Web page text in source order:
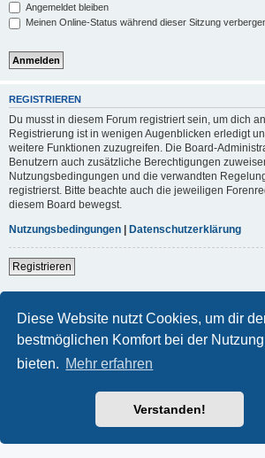
Diese Website nutzt Cookies, um dir
bestmöglichen Komfort bei der
bieten. Mehr erfahren
Verstanden!
Angemeldet bleiben
Meinen Online-Status während dieser Sitzung
REGISTRIEREN
Du musst in diesem Forum registriert sein, um dich
Registrierung ist in wenigen Augenblicken erledigt
weitere Funktionen zuzugreifen. Die Board-
Benutzern auch zusätzliche Berechtigungen
Nutzungsbedingungen und die verwandten
registrierst. Bitte beachte auch die jeweiligen
diesem Board bewegst.
Nutzungsbedingungen
Datenschutzerklärung
Registrieren
TUK TUK Thailand Reisetipps Foren-Übersicht
Powered byphpBB ® Forum Software ©
Deutsche Übersetzung durch